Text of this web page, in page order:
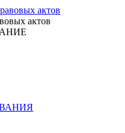
актов